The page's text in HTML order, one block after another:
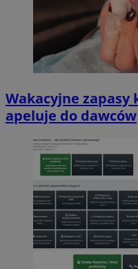
Wakacyjne zapasy
apeluje do dawców